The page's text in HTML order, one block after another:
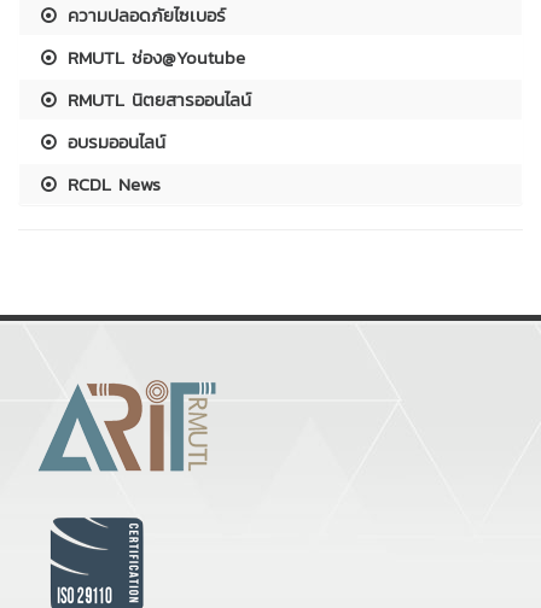
ความปลอดภัยไซเบอร์
RMUTL ช่อง@Youtube
RMUTL นิตยสารออนไลน์
อบรมออนไลน์
RCDL News